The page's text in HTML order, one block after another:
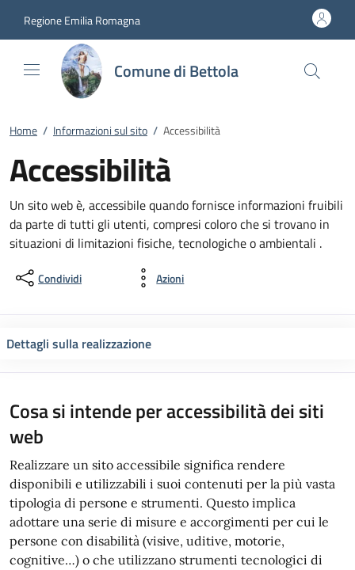
Regione Emilia Romagna
Comune di Bettola
Home / Informazioni sul sito / Accessibilità
Accessibilità
Un sito web è, accessibile quando fornisce informazioni fruibili
da parte di tutti gli utenti, compresi coloro che si trovano in
situazioni di limitazioni fisiche, tecnologiche o ambientali .
Condividi Azioni
Dettagli sulla realizzazione
Cosa si intende per accessibilità dei siti
web
Realizzare un sito accessibile significa rendere
disponibili e utilizzabili i suoi contenuti per la più vasta
tipologia di persone e strumenti. Questo implica
adottare una serie di misure e accorgimenti per cui le
persone con disabilità (visive, uditive, motorie,
cognitive…) o che utilizzano strumenti tecnologici di